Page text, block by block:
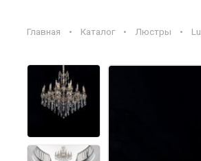
Главная • Каталог• Люстры •